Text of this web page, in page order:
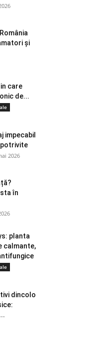
și
care
de...
impecabil
potrivite
2026
în
planta
calmante,
dincolo